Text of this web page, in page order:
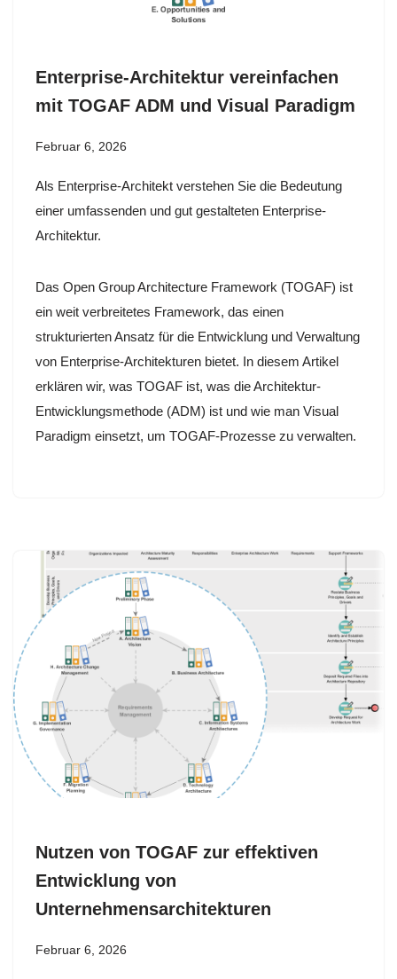
Enterprise-Architektur vereinfachen
mit TOGAF ADM und Visual Paradigm
Februar 6, 2026
Als Enterprise-Architekt verstehen Sie die Bedeutung
einer umfassenden und gut gestalteten Enterprise-
Architektur.
Das Open Group Architecture Framework (TOGAF) ist
ein weit verbreitetes Framework, das einen
strukturierten Ansatz für die Entwicklung und Verwaltung
von Enterprise-Architekturen bietet. In diesem Artikel
erklären wir, was TOGAF ist, was die Architektur-
Entwicklungsmethode (ADM) ist und wie man Visual
Paradigm einsetzt, um TOGAF-Prozesse zu verwalten.
Nutzen von TOGAF zur effektiven
Entwicklung von
Unternehmensarchitekturen
Februar 6, 2026